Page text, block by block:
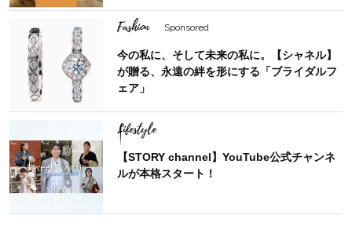
Fashion Sponsored
今の私に、そして未来の私に。【シャネル】
が贈る、永遠の絆を形にする「ブライダルフ
ェア」
Lifestyle
【STORY channel】YouTube公式チャンネ
ルが本格スタート！